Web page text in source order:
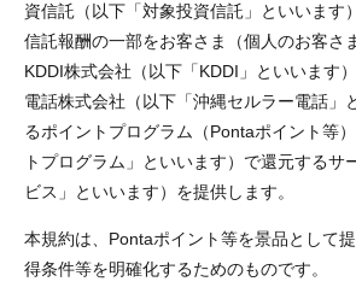
資信託（以下「対象投資信託」といいます
信託報酬の一部をお客さま（個人のお客さ
KDDI株式会社（以下「KDDI」といいます
電話株式会社（以下「沖縄セルラー電話」
るポイントプログラム（Pontaポイント等
トプログラム」といいます）で還元するサ
ビス」といいます）を提供します。
本規約は、Pontaポイント等を景品として
得条件等を明確化するためのものです。